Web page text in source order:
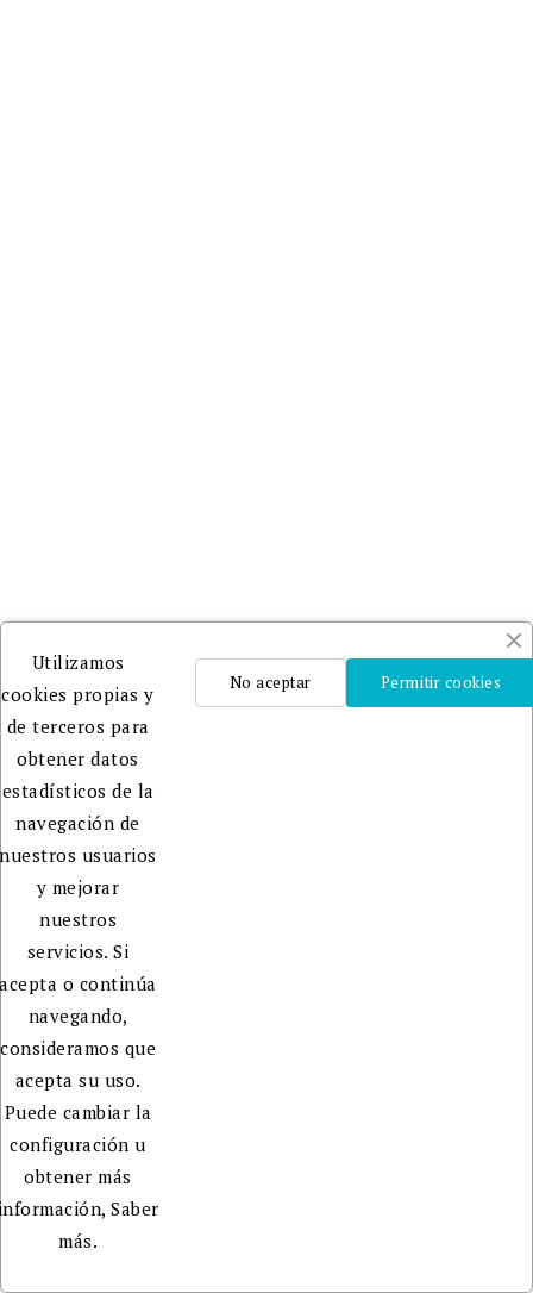
Utilizamos
cookies propias y
de terceros para
obtener datos
estadísticos de la
navegación de
nuestros usuarios
y mejorar
nuestros
servicios. Si
acepta o continúa
navegando,
consideramos que
acepta su uso.
Puede cambiar la
configuración u
obtener más
Saber
más.
Permitir cookies
No aceptar